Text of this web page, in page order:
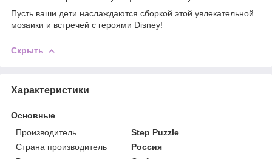
Пусть ваши дети наслаждаются сборкой этой увлекательной
мозаики и встречей с героями Disney!
Скрыть
Характеристики
Основные
Производитель
Step Puzzle
Страна производитель
Россия